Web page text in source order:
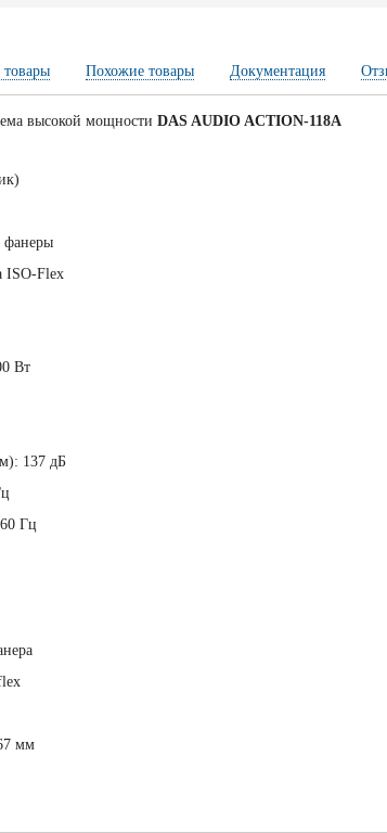
Похожие товары Документация
высокой мощностиDAS AUDIO ACTION-118A
фанеры
ISO-Flex
Вт
137 дБ
Гц
мм